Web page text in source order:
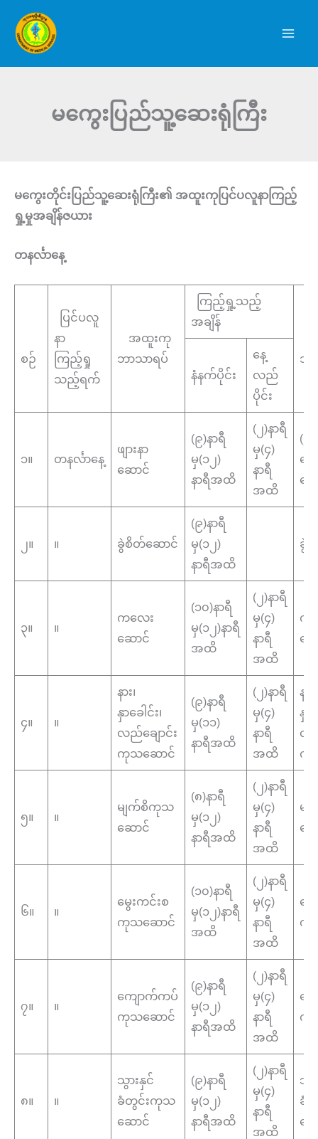
content
မကွေးပြည်သူ့ဆေးရုံကြီး
မကွေးတိုင်းပြည်သူ့ဆေးရုံကြီး၏ အထူးကုပြင်ပလူနာကြည့်
ရှု့မှုအချိန်ဇယား
တနင်္လာနေ့
စဉ်
ပြင်ပလူ
နာ
ကြည့်ရှု
သည့်ရက်
အထူးကု
ဘာသာရပ်
ကြည့်ရှု့သည့်
အချိန်
သ
နံနက်ပိုင်း
နေ့
လည်
ပိုင်း
၁။ တနင်္လာနေ့
ဖျားနာ
ဆောင်
(၉)နာရီ
မှ(၁၂)
နာရီအထိ
(၂)နာရီ
မှ(၄)
နာရီ
အထိ
(၅
ဆေ
မ
၂။ ။ ခွဲစိတ်ဆောင်
(၉)နာရီ
မှ(၁၂)
နာရီအထိ
ခွဲ
၃။ ။
ကလေး
ဆောင်
(၁၀)နာရီ
မှ(၁၂)နာရီ
အထိ
(၂)နာရီ
မှ(၄)
နာရီ
အထိ
က
ဆ
၄။ ။
နား၊
နှာခေါင်း၊
လည်ချောင်း
ကုသဆောင်
(၉)နာရီ
မှ(၁၁)
နာရီအထိ
(၂)နာရီ
မှ(၄)
နာရီ
အထိ
နား၊
နှာ
လည်
ကု
၅။ ။
မျက်စိကုသ
ဆောင်
(၈)နာရီ
မှ(၁၂)
နာရီအထိ
(၂)နာရီ
မှ(၄)
နာရီ
အထိ
မ
ဆ
၆။ ။
မွေးကင်းစ
ကုသဆောင်
(၁၀)နာရီ
မှ(၁၂)နာရီ
အထိ
(၂)နာရီ
မှ(၄)
နာရီ
အထိ
မွေ
ကု
၇။ ။
ကျောက်ကပ်
ကုသဆောင်
(၉)နာရီ
မှ(၁၂)
နာရီအထိ
(၂)နာရီ
မှ(၄)
နာရီ
အထိ
က
ကု
၈။ ။
သွားနှင်
ခံတွင်းကုသ
ဆောင်
(၉)နာရီ
မှ(၁၂)
နာရီအထိ
(၂)နာရီ
မှ(၄)
နာရီ
အထိ
သွာ
ခံ
ဆ